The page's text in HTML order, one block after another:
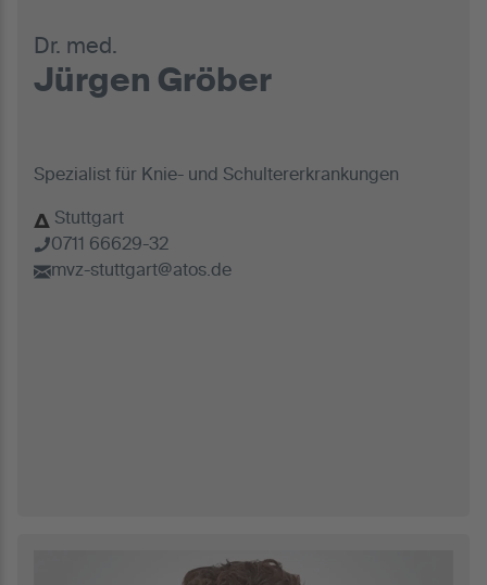
Dr. med.
Jürgen Gröber
Spezialist für Knie- und Schultererkrankungen
Stuttgart
0711 66629-32
mvz-stuttgart@atos.de